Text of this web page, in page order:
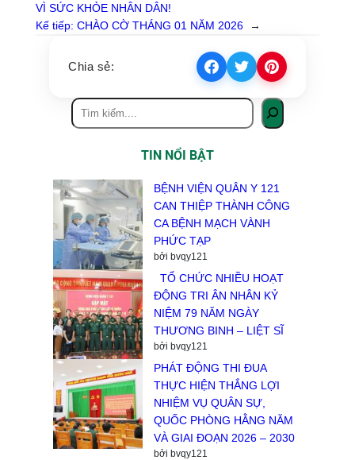
VÌ SỨC KHỎE NHÂN DÂN!
Kế tiếp: CHÀO CỜ THÁNG 01 NĂM 2026 →
Chia sẻ:
TIN NỔI BẬT
BỆNH VIỆN QUÂN Y 121
CAN THIỆP THÀNH CÔNG
CA BỆNH MẠCH VÀNH
PHỨC TẠP
bởi bvqy121
TỔ CHỨC NHIỀU HOẠT
ĐỘNG TRI ÂN NHÂN KỶ
NIỆM 79 NĂM NGÀY
THƯƠNG BINH – LIỆT SĨ
bởi bvqy121
PHÁT ĐỘNG THI ĐUA
THỰC HIỆN THẮNG LỢI
NHIỆM VỤ QUÂN SỰ,
QUỐC PHÒNG HẰNG NĂM
VÀ GIAI ĐOẠN 2026 – 2030
bởi bvqy121